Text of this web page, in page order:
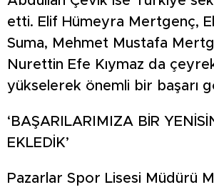
etti. Elif Hümeyra Mertgenç,
Suma, Mehmet Mustafa
Nurettin Efe Kıymaz da
yükselerek önemli bir başarı
‘BAŞARILARIMIZA BİR
EKLEDİK’
Pazarlar Spor Lisesi Müdürü